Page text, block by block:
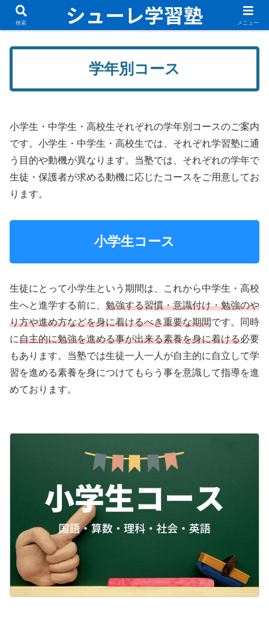
無料体験講座実施中！新規入塾生募集中です！
学年別コース
小学生・中学生・高校生それぞれの学年別コースのご案内
です。小学生・中学生・高校生では、それぞれ学習塾に通
う目的や動機が異なります。当塾では、それぞれの学年で
生徒・保護者が求める動機に応じたコースをご用意してお
ります。
小学生コース
生徒にとって小学生という期間は、これから中学生・高校
生へと進学する前に、 勉強する習慣・意識付け・勉強のや
り方や進め方などを身に着けるべき重要な期間です。同時
に自主的に勉強を進める事が出来る素養を身に着ける必要
もあります。当塾では生徒一人一人が自主的に自立して学
習を進める素養を身につけてもらう事を意識して指導を進
めております。
検索 メニュー